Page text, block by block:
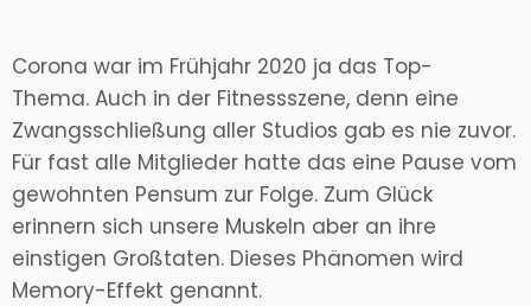
Corona war im Frühjahr 2020 ja das Top-
Thema. Auch in der Fitnessszene, denn eine
Zwangsschließung aller Studios gab es nie zuvor.
Für fast alle Mitglieder hatte das eine Pause vom
gewohnten Pensum zur Folge. Zum Glück
erinnern sich unsere Muskeln aber an ihre
einstigen Großtaten. Dieses Phänomen wird
Memory-Effekt genannt.